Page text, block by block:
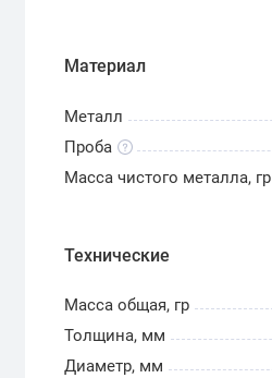
Материал
Металл
Проба
Масса чистого металла, гр
Технические
Масса общая, гр
Толщина, мм
Диаметр, мм